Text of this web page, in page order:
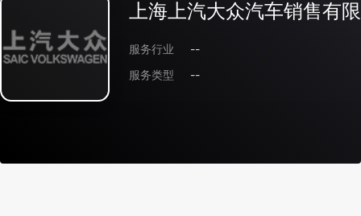
上海上汽大众汽车销售有
服务行业
--
服务类型
--